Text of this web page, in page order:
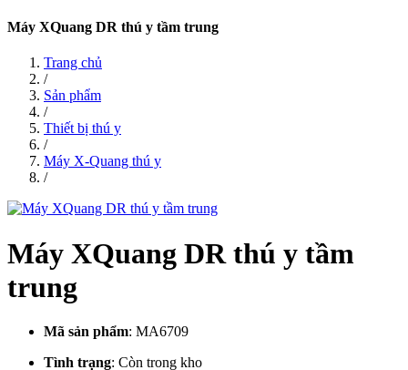
Máy XQuang DR thú y tầm trung
Trang chủ
/
Sản phẩm
/
Thiết bị thú y
/
Máy X-Quang thú y
/
Máy XQuang DR thú y tầm
trung
Mã sản phẩm: MA6709
Tình trạng: Còn trong kho